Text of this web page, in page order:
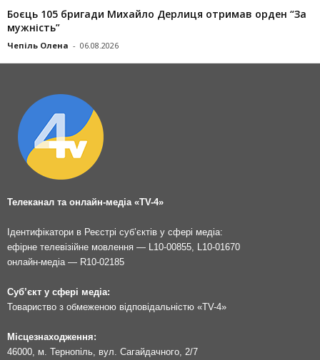
Боєць 105 бригади Михайло Дерлиця отримав орден “За
мужність”
Чепіль Олена - 06.08.2026
Телеканал та онлайн-медіа «TV-4»
Ідентифікатори в Реєстрі суб’єктів у сфері медіа:
ефірне телевізійне мовлення — L10-00855, L10-01670
онлайн-медіа — R10-02185
Суб’єкт у сфері медіа:
Товариство з обмеженою відповідальністю «TV-4»
Місцезнаходження:
46000, м. Тернопіль, вул. Сагайдачного, 2/7